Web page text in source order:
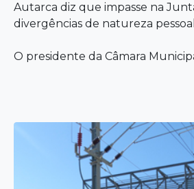
Autarca diz que impasse na
divergências de natureza pessoal
O presidente da Câmara